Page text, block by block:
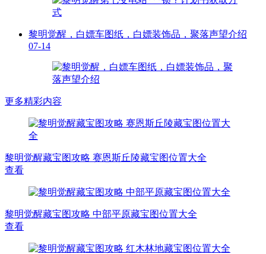
黎明觉醒，白嫖车图纸，白嫖装饰品，聚落声望介绍
07-14
更多精彩内容
黎明觉醒藏宝图攻略 赛恩斯丘陵藏宝图位置大全
查看
黎明觉醒藏宝图攻略 中部平原藏宝图位置大全
查看